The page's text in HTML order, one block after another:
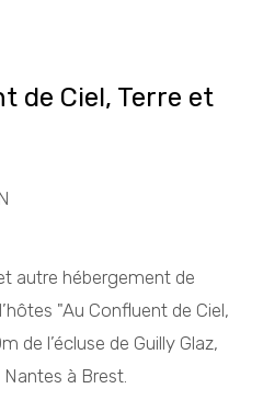
de Ciel, Terre et
autre hébergement de
"Au Confluent de Ciel,
de l’écluse de Guilly Glaz,
à Brest.